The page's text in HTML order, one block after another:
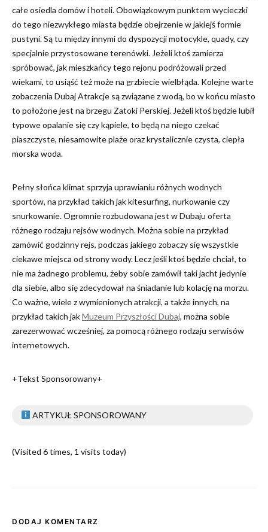
całe osiedla domów i hoteli. Obowiązkowym punktem wycieczki
do tego niezwykłego miasta będzie obejrzenie w jakiejś formie
pustyni. Są tu między innymi do dyspozycji motocykle, quady, czy
specjalnie przystosowane terenówki. Jeżeli ktoś zamierza
spróbować, jak mieszkańcy tego rejonu podróżowali przed
wiekami, to usiąść też może na grzbiecie wielbłąda. Kolejne warte
zobaczenia Dubaj Atrakcje są związane z wodą, bo w końcu miasto
to położone jest na brzegu Zatoki Perskiej. Jeżeli ktoś będzie lubił
typowe opalanie się czy kąpiele, to będą na niego czekać
piaszczyste, niesamowite plaże oraz krystalicznie czysta, ciepła
morska woda.
Pełny słońca klimat sprzyja uprawianiu różnych wodnych
sportów, na przykład takich jak kitesurfing, nurkowanie czy
snurkowanie. Ogromnie rozbudowana jest w Dubaju oferta
różnego rodzaju rejsów wodnych. Można sobie na przykład
zamówić godzinny rejs, podczas jakiego zobaczy się wszystkie
ciekawe miejsca od strony wody. Lecz jeśli ktoś będzie chciał, to
nie ma żadnego problemu, żeby sobie zamówił taki jacht jedynie
dla siebie, albo się zdecydował na śniadanie lub kolację na morzu.
Co ważne, wiele z wymienionych atrakcji, a także innych, na
przykład takich jakMuzeum Przyszłości Dubaj, można sobie
zarezerwować wcześniej, za pomocą różnego rodzaju serwisów
internetowych.
+Tekst Sponsorowany+
ARTYKUŁ SPONSOROWANY
(Visited 6 times, 1 visits today)
DODAJ KOMENTARZ